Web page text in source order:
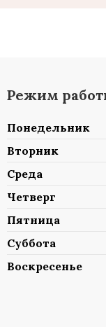
Режим
Понедельник
Вторник
Среда
Четверг
Пятница
Суббота
Воскресенье